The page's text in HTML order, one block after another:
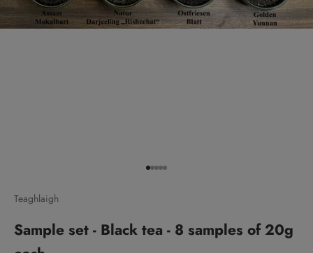
Go to item 1
Go to item 2
Go to item 3
Go to item 4
Go to item 5
Teaghlaigh
Sample set - Black tea - 8 samples of 20g